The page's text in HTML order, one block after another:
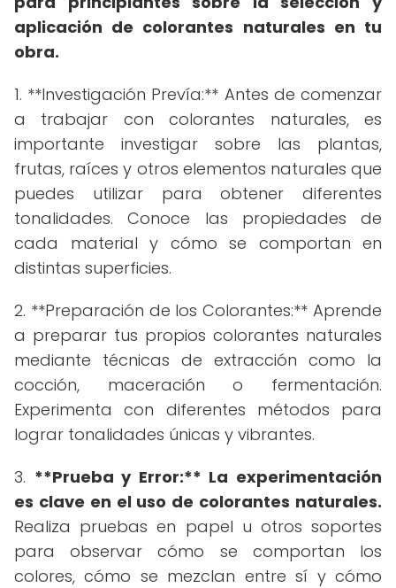
aplicación de colorantes naturales en tu
obra.
1. **Investigación Prevía:** Antes de comenzar
a trabajar con colorantes naturales, es
importante investigar sobre las plantas,
frutas, raíces y otros elementos naturales que
puedes utilizar para obtener diferentes
tonalidades. Conoce las propiedades de
cada material y cómo se comportan en
distintas superficies.
2. **Preparación de los Colorantes:** Aprende
a preparar tus propios colorantes naturales
mediante técnicas de extracción como la
cocción, maceración o fermentación.
Experimenta con diferentes métodos para
lograr tonalidades únicas y vibrantes.
3. **Prueba y Error:** La experimentación
es clave en el uso de colorantes naturales.
Realiza pruebas en papel u otros soportes
para observar cómo se comportan los
colores, cómo se mezclan entre sí y cómo